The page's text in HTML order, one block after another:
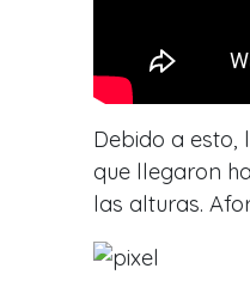
Debido a
que llegaron
las alturas.